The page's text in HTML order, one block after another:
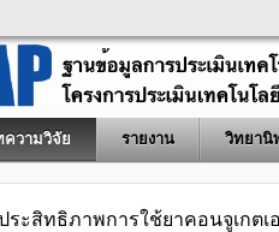
ความวิจัย รายงาน วิทยานิ
ระสิทธิภาพการใช้ยาคอนจูเกต